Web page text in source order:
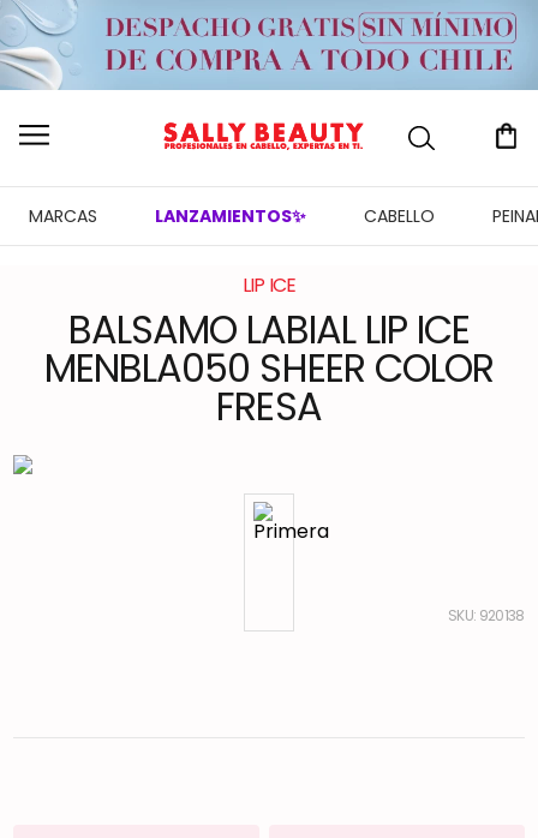
MARCAS LANZAMIENTOS✨ CABELLO
LIP ICE
BALSAMO LABIAL LIP ICE
MENBLA050 SHEER COLOR
FRESA
: 920138